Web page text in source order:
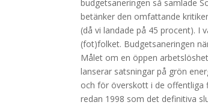
budgetsaneringen så samlade
betänker den omfattande
(då vi landade på 45 procent). I
(fot)folket. Budgetsaneringen
Målet om en öppen
lanserar satsningar på grön
och för överskott i de offentliga
redan 1998 som det definitiva